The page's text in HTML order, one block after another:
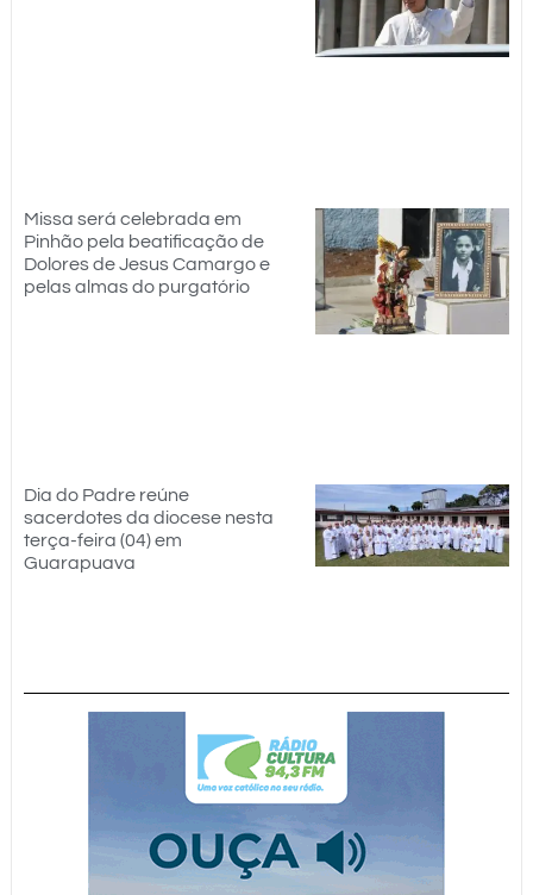
Missa será celebrada em
Pinhão pela beatificação de
Dolores de Jesus Camargo e
pelas almas do purgatório
Dia do Padre reúne
sacerdotes da diocese nesta
terça-feira (04) em
Guarapuava